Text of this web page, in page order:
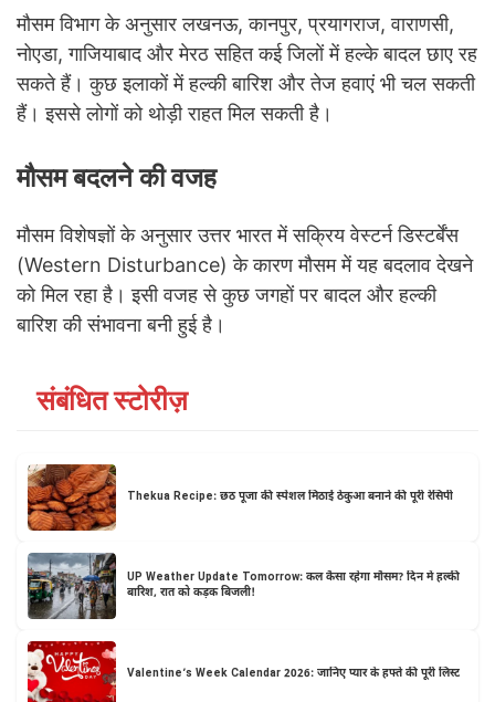
मौसम विभाग के अनुसार लखनऊ, कानपुर, प्रयागराज, वाराणसी,
नोएडा, गाजियाबाद और मेरठ सहित कई जिलों में हल्के बादल छाए रह
सकते हैं। कुछ इलाकों में हल्की बारिश और तेज हवाएं भी चल सकती
हैं। इससे लोगों को थोड़ी राहत मिल सकती है।
मौसम बदलने की वजह
मौसम विशेषज्ञों के अनुसार उत्तर भारत में सक्रिय वेस्टर्न डिस्टर्बेंस
(Western Disturbance) के कारण मौसम में यह बदलाव देखने
को मिल रहा है। इसी वजह से कुछ जगहों पर बादल और हल्की
बारिश की संभावना बनी हुई है।
संबंधित स्टोरीज़
Thekua Recipe: छठ पूजा की स्पेशल मिठाई ठेकुआ बनाने की पूरी रेसिपी
UP Weather Update Tomorrow: कल कैसा रहेगा मौसम? दिन में हल्की
बारिश, रात को कड़क बिजली!
Valentine’s Week Calendar 2026: जानिए प्यार के हफ्ते की पूरी लिस्ट